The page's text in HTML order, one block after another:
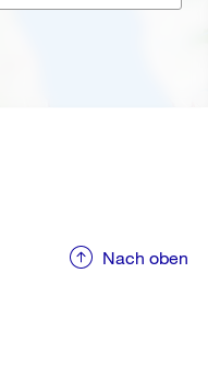
Nach oben